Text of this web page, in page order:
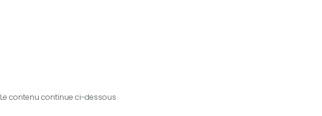
Le contenu continue ci-dessous